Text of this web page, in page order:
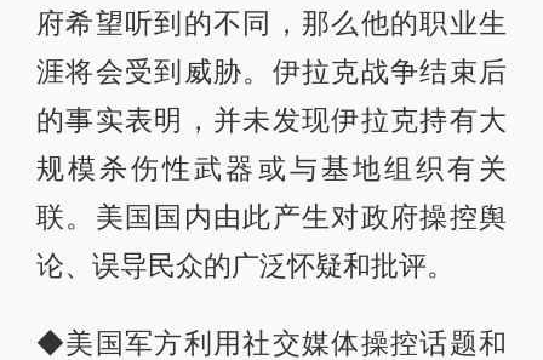
府希望听到的不同，那么他的职业生
涯将会受到威胁。伊拉克战争结束后
的事实表明，并未发现伊拉克持有大
规模杀伤性武器或与基地组织有关
联。美国国内由此产生对政府操控舆
论、误导民众的广泛怀疑和批评。
◆美国军方利用社交媒体操控话题和